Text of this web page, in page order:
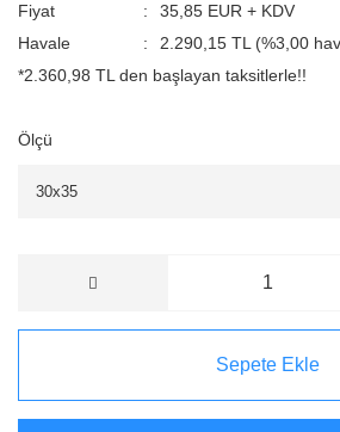
Fiyat
35,85 EUR + KDV
Havale
2.290,15 TL (%3,00
*2.360,98 TL den başlayan taksitlerle!!
Ölçü
Sepete Ekle